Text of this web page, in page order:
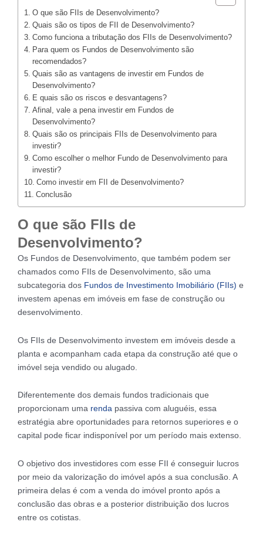
O que são FIIs de Desenvolvimento?
Quais são os tipos de FII de Desenvolvimento?
Como funciona a tributação dos FIIs de Desenvolvimento?
Para quem os Fundos de Desenvolvimento são
recomendados?
Quais são as vantagens de investir em Fundos de
Desenvolvimento?
E quais são os riscos e desvantagens?
Afinal, vale a pena investir em Fundos de
Desenvolvimento?
Quais são os principais FIIs de Desenvolvimento para
investir?
Como escolher o melhor Fundo de Desenvolvimento para
investir?
Como investir em FII de Desenvolvimento?
Conclusão
O que são FIIs de
Desenvolvimento?
Os Fundos de Desenvolvimento, que também podem ser
chamados como FIIs de Desenvolvimento, são uma
subcategoria dos Fundos de Investimento Imobiliário (FIIs) e
investem apenas em imóveis em fase de construção ou
desenvolvimento.
Os FIIs de Desenvolvimento investem em imóveis desde a
planta e acompanham cada etapa da construção até que o
imóvel seja vendido ou alugado.
Diferentemente dos demais fundos tradicionais que
proporcionam uma renda passiva com aluguéis, essa
estratégia abre oportunidades para retornos superiores e o
capital pode ficar indisponível por um período mais extenso.
O objetivo dos investidores com esse FII é conseguir lucros
por meio da valorização do imóvel após a sua conclusão. A
primeira delas é com a venda do imóvel pronto após a
conclusão das obras e a posterior distribuição dos lucros
entre os cotistas.